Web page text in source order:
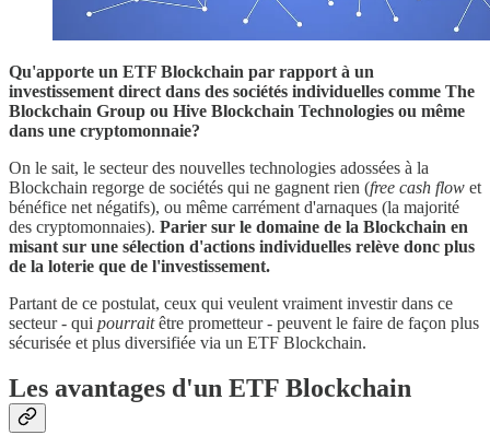
Qu'apporte un ETF Blockchain par rapport à un
investissement direct dans des sociétés individuelles comme The
Blockchain Group ou Hive Blockchain Technologies ou même
dans une cryptomonnaie?
On le sait, le secteur des nouvelles technologies adossées à la
Blockchain regorge de sociétés qui ne gagnent rien (free cash flow et
bénéfice net négatifs), ou même carrément d'arnaques (la majorité
des cryptomonnaies). Parier sur le domaine de la Blockchain en
misant sur une sélection d'actions individuelles relève donc plus
de la loterie que de l'investissement.
Partant de ce postulat, ceux qui veulent vraiment investir dans ce
secteur - qui pourraitêtre prometteur - peuvent le faire de façon plus
sécurisée et plus diversifiée via un ETF Blockchain.
Les avantages d'un ETF Blockchain